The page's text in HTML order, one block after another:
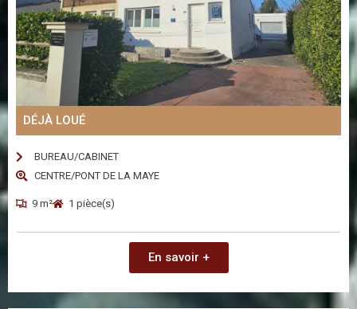
DÉJÀ LOUÉ
BUREAU/CABINET
CENTRE/PONT DE LA MAYE
9 m² 1 pièce(s)
En savoir +